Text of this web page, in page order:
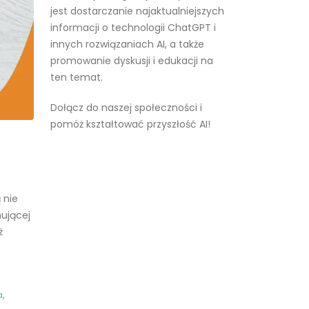
nie
,
stworzony przez pasjonatów
sztucznej inteligencji. Naszym celem
jest dostarczanie najaktualniejszych
informacji o technologii ChatGPT i
innych rozwiązaniach AI, a także
ten temat.
Dołącz do naszej społeczności i